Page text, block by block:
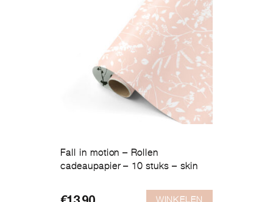
Fall in motion – Rollen
cadeaupapier – 10 stuks – skin
WINKELEN